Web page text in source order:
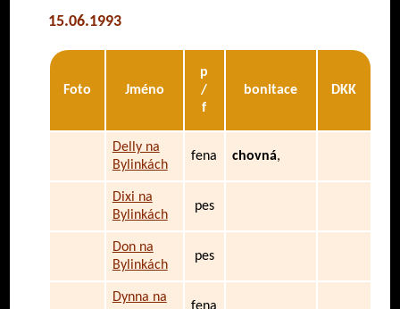
15.06.1993
Foto Jméno
p
/
f
bonitace DKK
Delly na
Bylinkách
fena chovná,
Dixi na
Bylinkách
pes
Don na
Bylinkách
pes
Dynna na